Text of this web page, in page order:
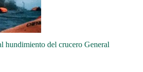
hundimiento del crucero General